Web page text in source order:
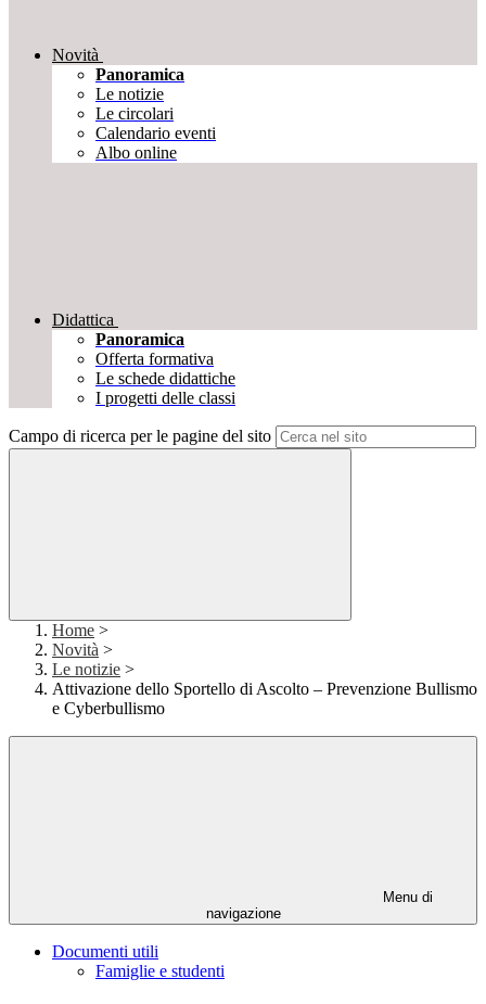
Novità
Panoramica
Le notizie
Le circolari
Calendario eventi
Albo online
Didattica
Panoramica
Offerta formativa
Le schede didattiche
I progetti delle classi
Campo di ricerca per le pagine del sito
Home >
Novità >
Le notizie >
Attivazione dello Sportello di Ascolto – Prevenzione Bullismo
e Cyberbullismo
Menu di
navigazione
Documenti utili
Famiglie e studenti